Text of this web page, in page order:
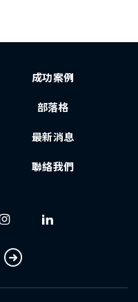
成功案例
部落格
最新消息
聯絡我們